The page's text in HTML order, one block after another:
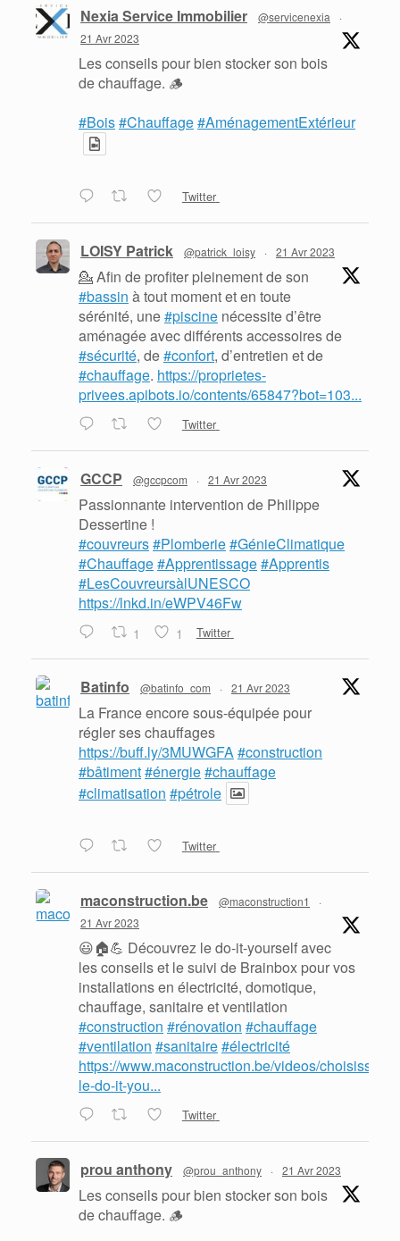
Nexia Service Immobilier @servicenexia
·
21 Avr 2023
Les conseils pour bien stocker son bois
de chauffage. 🪵
#Bois#Chauffage#AménagementExtérieur
Twitter
LOISY Patrick @patrick_loisy · 21 Avr 2023
💁 Afin de profiter pleinement de son
#bassin à tout moment et en toute
sérénité, une#piscine nécessite d’être
aménagée avec différents accessoires de
#sécurité, de#confort, d’entretien et de
#chauffage. https://proprietes-
privees.apibots.io/contents/65847?bot=103...
Twitter
GCCP @gccpcom · 21 Avr 2023
Passionnante intervention de Philippe
Dessertine !
#couvreurs#Plomberie#GénieClimatique
#Chauffage#Apprentissage#Apprentis
#LesCouvreursàlUNESCO
https://lnkd.in/eWPV46Fw
1 1 Twitter
Batinfo @batinfo_com · 21 Avr 2023
La France encore sous-équipée pour
régler ses chauffages
https://buff.ly/3MUWGFA#construction
#bâtiment#énergie#chauffage
#climatisation #pétrole
Twitter
maconstruction.be @maconstruction1
·
21 Avr 2023
😃🏠💪 Découvrez le do-it-yourself avec
les conseils et le suivi de Brainbox pour vos
installations en électricité, domotique,
chauffage, sanitaire et ventilation
#construction #rénovation #chauffage
#ventilation #sanitaire#électricité
https://www.maconstruction.be/videos/choisissez-
le-do-it-you...
Twitter
prou anthony @prou_anthony · 21 Avr 2023
Les conseils pour bien stocker son bois
de chauffage. 🪵